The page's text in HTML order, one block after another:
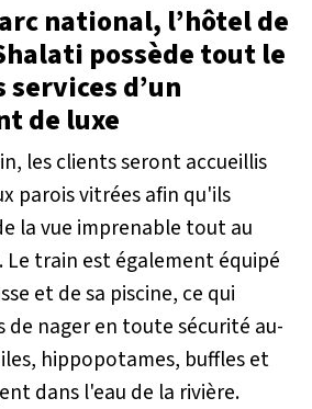
national, l’hôtel de
possède tout le
d’un
de luxe
les clients seront accueillis
parois vitrées afin qu'ils
la vue imprenable tout au
Le train est également équipé
et de sa piscine, ce qui
de nager en toute sécurité au-
hippopotames, buffles et
dans l'eau de la rivière.